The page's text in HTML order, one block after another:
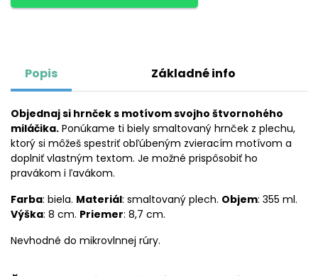
Popis Základné info
Objednaj si hrnček s motívom svojho štvornohého
miláčika. Ponúkame ti biely smaltovaný hrnček z plechu,
ktorý si môžeš spestriť obľúbeným zvieracím motívom a
doplniť vlastným textom. Je možné prispôsobiť ho
pravákom i ľavákom.
Farba: biela. Materiál: smaltovaný plech. Objem: 355 ml.
Výška: 8 cm. Priemer: 8,7 cm.
Nevhodné do mikrovlnnej rúry.